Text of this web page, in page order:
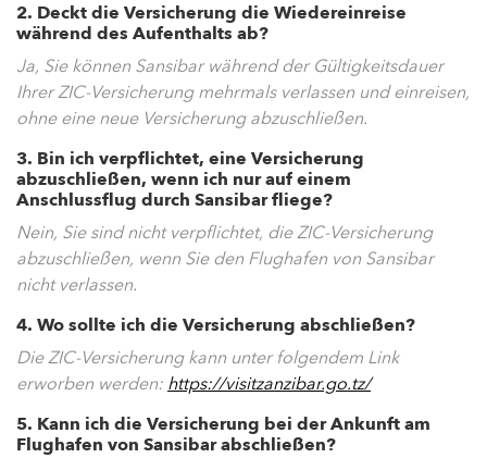
2. Deckt die Versicherung die Wiedereinreise
während des Aufenthalts ab?
Ja, Sie können Sansibar während der Gültigkeitsdauer
Ihrer ZIC-Versicherung mehrmals verlassen und einreisen,
ohne eine neue Versicherung abzuschließen.
3. Bin ich verpflichtet, eine Versicherung
abzuschließen, wenn ich nur auf einem
Anschlussflug durch Sansibar fliege?
Nein, Sie sind nicht verpflichtet, die ZIC-Versicherung
abzuschließen, wenn Sie den Flughafen von Sansibar
nicht verlassen.
4. Wo sollte ich die Versicherung abschließen?
Die ZIC-Versicherung kann unter folgendem Link
erworben werden: https://visitzanzibar.go.tz/
5. Kann ich die Versicherung bei der Ankunft am
Flughafen von Sansibar abschließen?